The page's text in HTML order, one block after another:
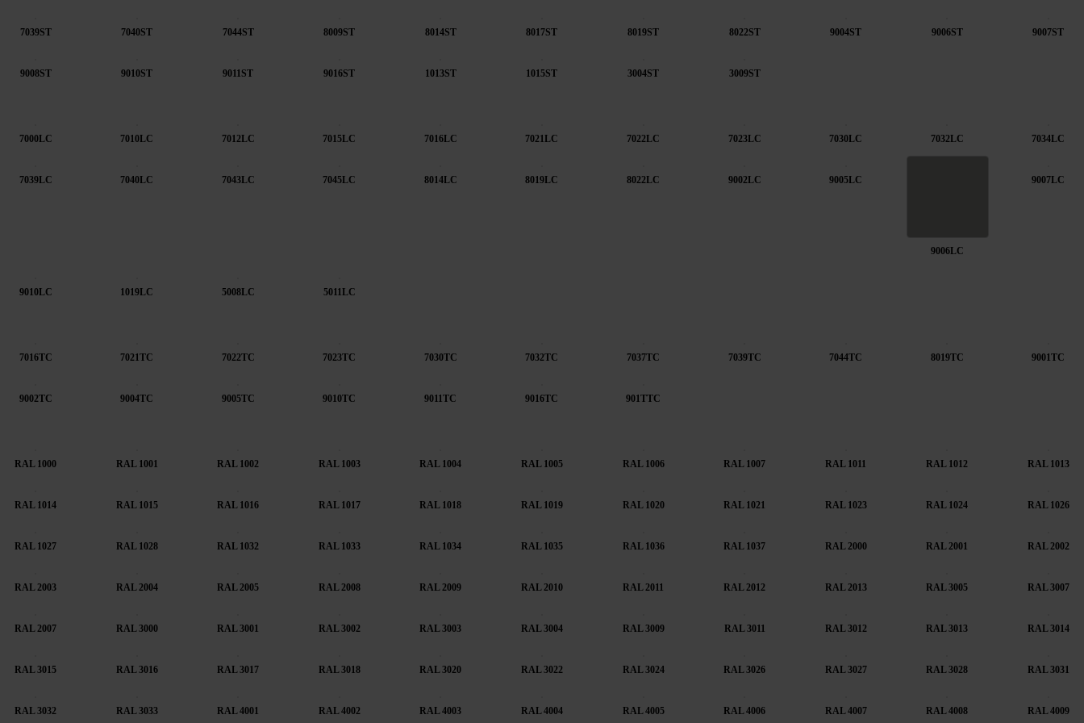
7039ST 7040ST 7044ST 8009ST 8014ST 8017ST 8019ST 8022ST 9004ST 9006ST 9007ST
9008ST 9010ST 9011ST 9016ST 1013ST 1015ST 3004ST 3009ST
7000LC 7010LC 7012LC 7015LC 7016LC 7021LC 7022LC 7023LC 7030LC 7032LC 7034LC
7039LC 7040LC 7043LC 7045LC 8014LC 8019LC 8022LC 9002LC 9005LC
9006LC
9007LC
9010LC 1019LC 5008LC 5011LC
7016TC 7021TC 7022TC 7023TC 7030TC 7032TC 7037TC 7039TC 7044TC 8019TC 9001TC
9002TC 9004TC 9005TC 9010TC 9011TC 9016TC 901TTC
RAL 1000 RAL 1001 RAL 1002 RAL 1003 RAL 1004 RAL 1005 RAL 1006 RAL 1007 RAL 1011 RAL 1012 RAL 1013
RAL 1014 RAL 1015 RAL 1016 RAL 1017 RAL 1018 RAL 1019 RAL 1020 RAL 1021 RAL 1023 RAL 1024 RAL 1026
RAL 1027 RAL 1028 RAL 1032 RAL 1033 RAL 1034 RAL 1035 RAL 1036 RAL 1037 RAL 2000 RAL 2001 RAL 2002
RAL 2003 RAL 2004 RAL 2005 RAL 2008 RAL 2009 RAL 2010 RAL 2011 RAL 2012 RAL 2013 RAL 3005 RAL 3007
RAL 2007 RAL 3000 RAL 3001 RAL 3002 RAL 3003 RAL 3004 RAL 3009 RAL 3011 RAL 3012 RAL 3013 RAL 3014
RAL 3015 RAL 3016 RAL 3017 RAL 3018 RAL 3020 RAL 3022 RAL 3024 RAL 3026 RAL 3027 RAL 3028 RAL 3031
RAL 3032 RAL 3033 RAL 4001 RAL 4002 RAL 4003 RAL 4004 RAL 4005 RAL 4006 RAL 4007 RAL 4008 RAL 4009